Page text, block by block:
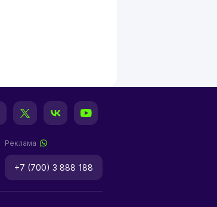
Реклама
+7 (700) 3 888 188